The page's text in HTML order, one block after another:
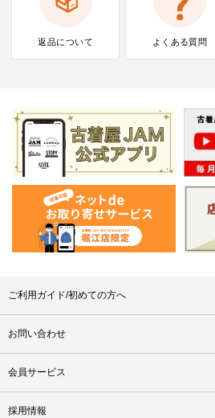
返品について よくある質問
ご利用ガイド/初めての方へ
お問い合わせ
会員サービス
採用情報